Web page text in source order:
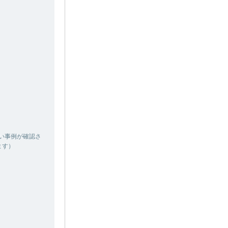
事例が確認さ
）